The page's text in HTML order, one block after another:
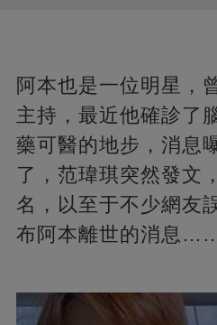
阿本也是一位明星，
主持，最近他確診了
藥可醫的地步，消息
了，范瑋琪突然發文
名，以至于不少網友
布阿本離世的消息